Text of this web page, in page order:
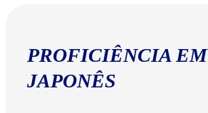
PROFICIÊNCIA EM
JAPONÊS